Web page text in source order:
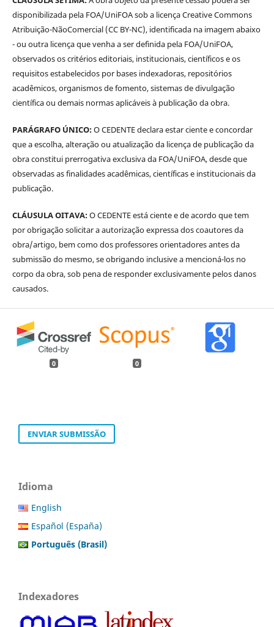
disponibilizada pela FOA/UniFOA sob a licença Creative Commons
Atribuição-NãoComercial (CC BY-NC), identificada na imagem abaixo
- ou outra licença que venha a ser definida pela FOA/UniFOA,
observados os critérios editoriais, institucionais, científicos e os
requisitos estabelecidos por bases indexadoras, repositórios
acadêmicos, organismos de fomento, sistemas de divulgação
científica ou demais normas aplicáveis à publicação da obra.
PARÁGRAFO ÚNICO:O CEDENTE declara estar ciente e concordar
que a escolha, alteração ou atualização da licença de publicação da
obra constitui prerrogativa exclusiva da FOA/UniFOA, desde que
observadas as finalidades acadêmicas, científicas e institucionais da
publicação.
CLÁUSULA OITAVA:O CEDENTE está ciente e de acordo que tem
por obrigação solicitar a autorização expressa dos coautores da
obra/artigo, bem como dos professores orientadores antes da
submissão do mesmo, se obrigando inclusive a mencioná-los no
corpo da obra, sob pena de responder exclusivamente pelos danos
causados.
0 0
ENVIAR SUBMISSÃO
Idioma
English
Español (España)
Português (Brasil)
Indexadores